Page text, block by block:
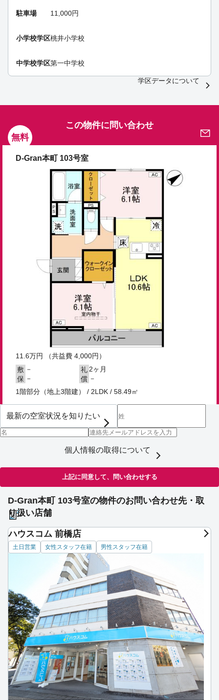
駐車場 11,000円
小学校学区桃井小学校
中学校学区第一中学校
学区データについて
無料
この物件に問い合わせ
D-Gran本町 103号室
11.6万円
（共益費 4,000円）
敷 － 礼2ヶ月
保 － 償 －
1階部分（地上3階建） / 2LDK / 58.49㎡
個人情報の取得について
上記に同意して、問い合わせする
D-Gran本町 103号室の物件のお問い合わせ先・取
り扱い店舗
ハウスコム 前橋店
土日営業 女性スタッフ在籍 男性スタッフ在籍